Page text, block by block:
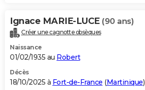
Ignace MARIE-LUCE (90 ans)
Créer une cagnotte obsèques
Naissance
01/02/1935 au Robert
Décès
18/10/2025 à Fort-de-France (Martinique)